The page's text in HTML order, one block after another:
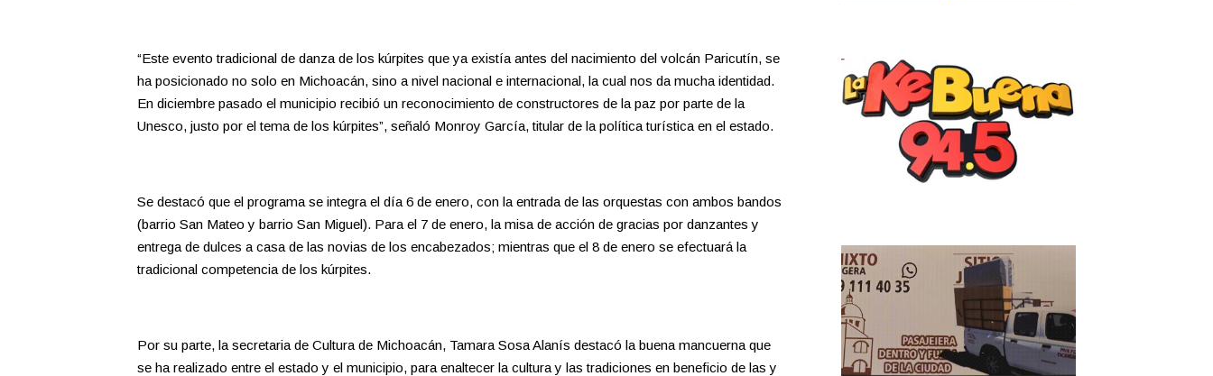
“Este evento tradicional de danza de los kúrpites que ya existía antes del nacimiento del volcán Paricutín, se
ha posicionado no solo en Michoacán, sino a nivel nacional e internacional, la cual nos da mucha identidad.
En diciembre pasado el municipio recibió un reconocimiento de constructores de la paz por parte de la
Unesco, justo por el tema de los kúrpites”, señaló Monroy García, titular de la política turística en el estado.
Se destacó que el programa se integra el día 6 de enero, con la entrada de las orquestas con ambos bandos
(barrio San Mateo y barrio San Miguel). Para el 7 de enero, la misa de acción de gracias por danzantes y
entrega de dulces a casa de las novias de los encabezados; mientras que el 8 de enero se efectuará la
tradicional competencia de los kúrpites.
Por su parte, la secretaria de Cultura de Michoacán, Tamara Sosa Alanís destacó la buena mancuerna que
se ha realizado entre el estado y el municipio, para enaltecer la cultura y las tradiciones en beneficio de las y